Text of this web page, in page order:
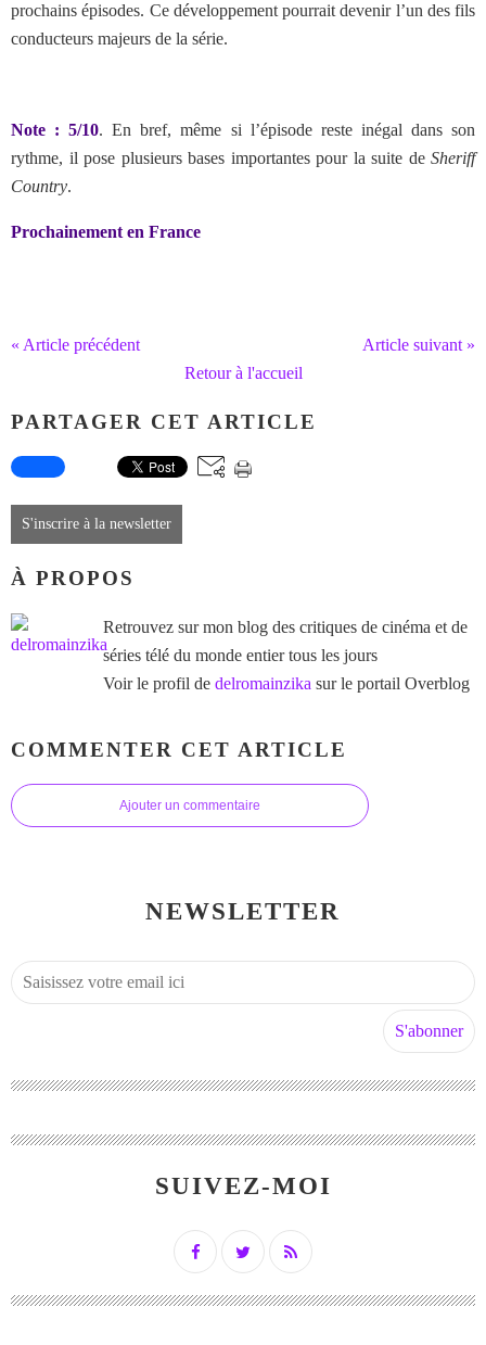
prochains épisodes. Ce développement pourrait devenir l’un des fils
conducteurs majeurs de la série.
Note : 5/10. En bref,même si l’épisode reste inégal dans son
rythme, il pose plusieurs bases importantes pour la suite de Sheriff
Country.
Prochainement en France
« Article précédent
Article suivant »
Retour à l'accueil
PARTAGER CET ARTICLE
S'inscrire à la newsletter
À PROPOS
Retrouvez sur mon blog des critiques de cinéma et de
séries télé du monde entier tous les jours
Voir le profil de delromainzika sur le portail Overblog
COMMENTER CET ARTICLE
Ajouter un commentaire
NEWSLETTER
SUIVEZ-MOI